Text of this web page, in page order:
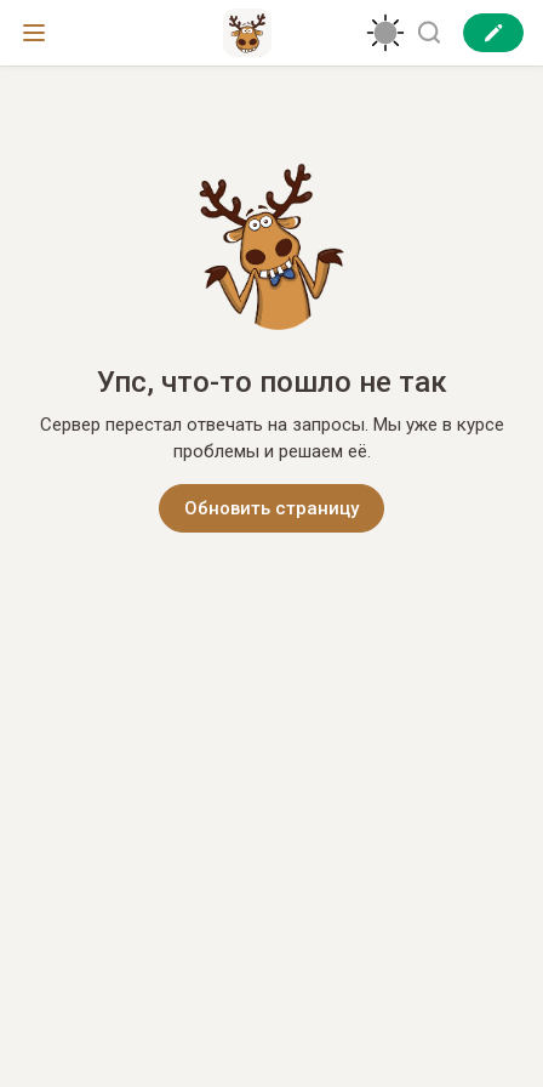
Упс, что-то пошло не так
Сервер перестал отвечать на запросы. Мы уже в курсе
проблемы и решаем её.
Обновить страницу